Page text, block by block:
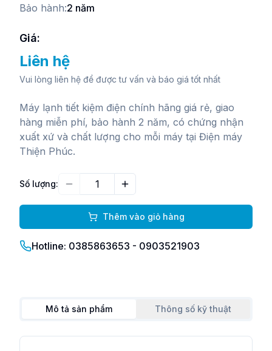
Bảo hành:2 năm
Giá:
Liên hệ
Vui lòng liên hệ để được tư vấn và báo giá tốt nhất
Máy lạnh tiết kiệm điện chính hãng giá rẻ, giao
hàng miễn phí, bảo hành 2 năm, có chứng nhận
xuất xứ và chất lượng cho mỗi máy tại Điện máy
Thiện Phúc.
Số lượng: Tăng
Thêm vào giỏ hàng
Hotline: 0385863653 - 0903521903
Mô tả sản phẩm Thông số kỹ thuật